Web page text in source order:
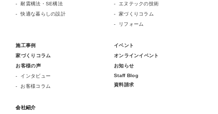
耐震構法・SE構法
快適な暮らしの設計
エヌテックの技術
家づくりコラム
リフォーム
施工事例
家づくりコラム
お客様の声
インタビュー
お客様コラム
イベント
オンラインイベント
お知らせ
Staff Blog
資料請求
会社紹介